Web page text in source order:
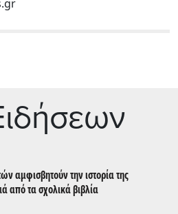
αμφισβητούν την ιστορία της
από τα σχολικά βιβλία